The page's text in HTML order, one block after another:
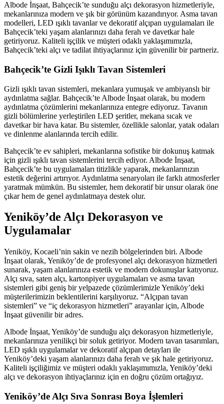
Albode İnşaat, Bahçecik’te sunduğu alçı dekorasyon hizmetleriyle,
mekanlarınıza modern ve şık bir görünüm kazandırıyor. Asma tavan
modelleri, LED ışıklı tavanlar ve dekoratif alçıpan uygulamaları ile
Bahçecik’teki yaşam alanlarınızı daha ferah ve davetkar hale
getiriyoruz. Kaliteli işçilik ve müşteri odaklı yaklaşımımızla,
Bahçecik’teki alçı ve tadilat ihtiyaçlarınız için güvenilir bir partneriz.
Bahçecik’te Gizli Işıklı Tavan Sistemleri
Gizli ışıklı tavan sistemleri, mekanlara yumuşak ve ambiyanslı bir
aydınlatma sağlar. Bahçecik’te Albode İnşaat olarak, bu modern
aydınlatma çözümlerini mekanlarınıza entegre ediyoruz. Tavanın
gizli bölümlerine yerleştirilen LED şeritler, mekana sıcak ve
davetkar bir hava katar. Bu sistemler, özellikle salonlar, yatak odaları
ve dinlenme alanlarında tercih edilir.
Bahçecik’te ev sahipleri, mekanlarına sofistike bir dokunuş katmak
için gizli ışıklı tavan sistemlerini tercih ediyor. Albode İnşaat,
Bahçecik’te bu uygulamaları titizlikle yaparak, mekanlarınızın
estetik değerini artırıyor. Aydınlatma senaryoları ile farklı atmosferler
yaratmak mümkün. Bu sistemler, hem dekoratif bir unsur olarak öne
çıkar hem de genel aydınlatmaya destek olur.
Yeniköy’de Alçı Dekorasyon ve
Uygulamalar
Yeniköy, Kocaeli’nin sakin ve nezih bölgelerinden biri. Albode
İnşaat olarak, Yeniköy’de de profesyonel alçı dekorasyon hizmetleri
sunarak, yaşam alanlarınıza estetik ve modern dokunuşlar katıyoruz.
Alçı sıva, saten alçı, kartonpiyer uygulamaları ve asma tavan
sistemleri gibi geniş bir yelpazede çözümlerimizle Yeniköy’deki
müşterilerimizin beklentilerini karşılıyoruz. “Alçıpan tavan
sistemleri” ve “iç dekorasyon hizmetleri” arayanlar için, Albode
İnşaat güvenilir bir adres.
Albode İnşaat, Yeniköy’de sunduğu alçı dekorasyon hizmetleriyle,
mekanlarınıza yenilikçi bir soluk getiriyor. Modern tavan tasarımları,
LED ışıklı uygulamalar ve dekoratif alçıpan detayları ile
Yeniköy’deki yaşam alanlarınızı daha ferah ve şık hale getiriyoruz.
Kaliteli işçiliğimiz ve müşteri odaklı yaklaşımımızla, Yeniköy’deki
alçı ve dekorasyon ihtiyaçlarınız için en doğru çözüm ortağıyız.
Yeniköy’de Alçı Sıva Sonrası Boya İşlemleri